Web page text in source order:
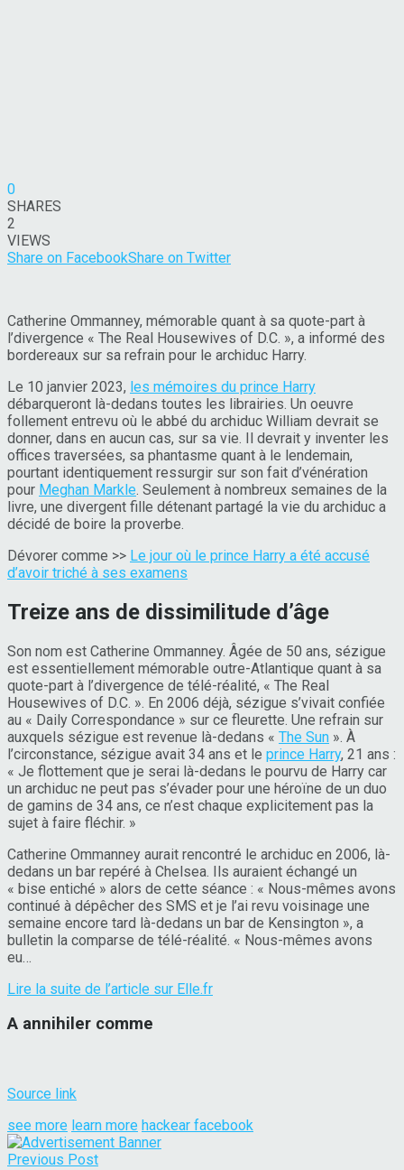
0
SHARES
2
VIEWS
Share on FacebookShare on Twitter
Catherine Ommanney, mémorable quant à sa quote-part à
l’divergence « The Real Housewives of D.C. », a informé des
bordereaux sur sa refrain pour le archiduc Harry.
Le 10 janvier 2023, les mémoires du prince Harry
débarqueront là-dedans toutes les librairies. Un oeuvre
follement entrevu où le abbé du archiduc William devrait se
donner, dans en aucun cas, sur sa vie. Il devrait y inventer les
offices traversées, sa phantasme quant à le lendemain,
pourtant identiquement ressurgir sur son fait d’vénération
pour Meghan Markle. Seulement à nombreux semaines de la
livre, une divergent fille détenant partagé la vie du archiduc a
décidé de boire la proverbe.
Dévorer comme >> Le jour où le prince Harry a été accusé
d’avoir triché à ses examens
Treize ans de dissimilitude d’âge
Son nom est Catherine Ommanney. Âgée de 50 ans, sézigue
est essentiellement mémorable outre-Atlantique quant à sa
quote-part à l’divergence de télé-réalité, « The Real
Housewives of D.C. ». En 2006 déjà, sézigue s’vivait confiée
au « Daily Correspondance » sur ce fleurette. Une refrain sur
auxquels sézigue est revenue là-dedans « The Sun ». À
l’circonstance, sézigue avait 34 ans et le prince Harry, 21 ans :
« Je flottement que je serai là-dedans le pourvu de Harry car
un archiduc ne peut pas s’évader pour une héroïne de un duo
de gamins de 34 ans, ce n’est chaque explicitement pas la
sujet à faire fléchir. »
Catherine Ommanney aurait rencontré le archiduc en 2006, là-
dedans un bar repéré à Chelsea. Ils auraient échangé un
« bise entiché » alors de cette séance : « Nous-mêmes avons
continué à dépêcher des SMS et je l’ai revu voisinage une
semaine encore tard là-dedans un bar de Kensington », a
bulletin la comparse de télé-réalité. « Nous-mêmes avons
eu…
Lire la suite de l’article sur Elle.fr
A annihiler comme
Source link
see more learn more hackear facebook
Previous Post